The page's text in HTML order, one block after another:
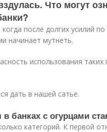
Что могут
после долгих усилий
начинает мутнеть.
использования
дать в нашей сатье.
банках с огурцами
категорий. К первой